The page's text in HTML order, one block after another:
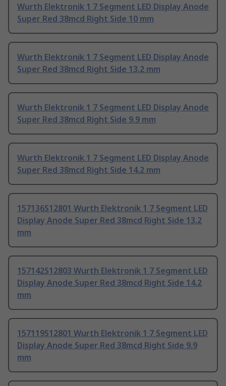
Wurth Elektronik 1 7 Segment LED Display Anode
Super Red 38mcd Right Side 10 mm
Wurth Elektronik 1 7 Segment LED Display Anode
Super Red 38mcd Right Side 13.2 mm
Wurth Elektronik 1 7 Segment LED Display Anode
Super Red 38mcd Right Side 9.9 mm
Wurth Elektronik 1 7 Segment LED Display Anode
Super Red 38mcd Right Side 14.2 mm
157136S12801 Wurth Elektronik 1 7 Segment LED
Display Anode Super Red 38mcd Right Side 13.2
mm
157142S12803 Wurth Elektronik 1 7 Segment LED
Display Anode Super Red 38mcd Right Side 14.2
mm
157119S12801 Wurth Elektronik 1 7 Segment LED
Display Anode Super Red 38mcd Right Side 9.9
mm